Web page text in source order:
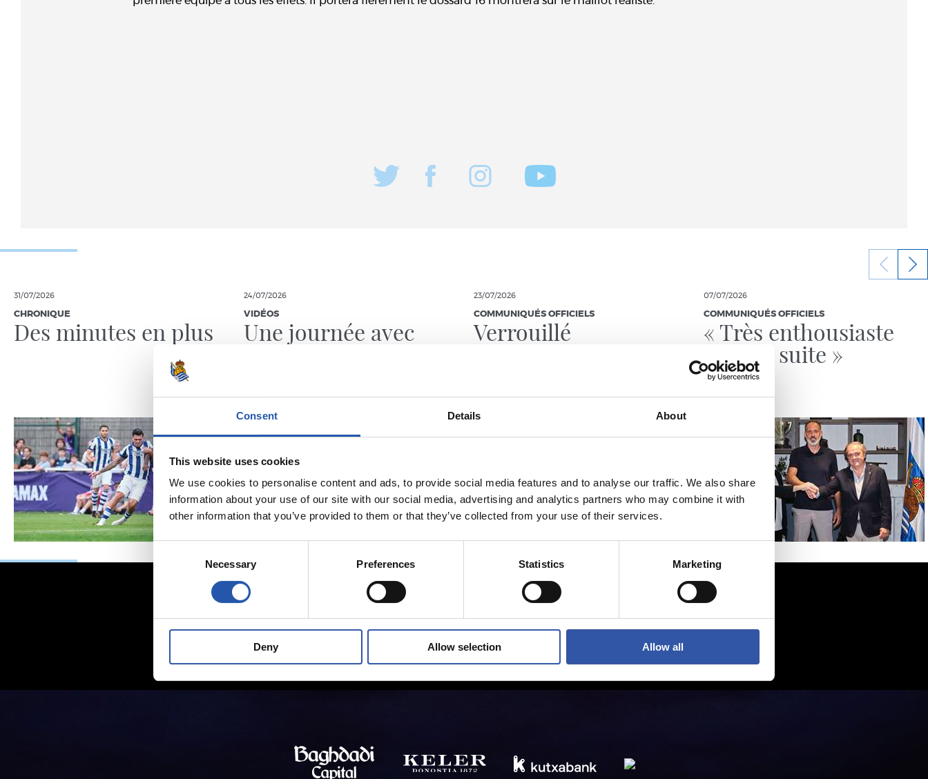
Consent Details About
This website uses cookies
We use cookies to personalise content and ads, to provide social media features and to analyse our traffic. We also share
information about your use of our site with our social media, advertising and analytics partners who may combine it with
other information that you’ve provided to them or that they’ve collected from your use of their services.
Selection
Necessary Preferences Statistics Marketing
Deny Allow selection Allow all
31/07/2026
CHRONIQUE
Des minutes en plus
24/07/2026
VIDÉOS
Une journée avec
Pellegrino Matarazzo
23/07/2026
COMMUNIQUÉS OFFICIELS
Verrouillé
07/07/2026
COMMUNIQUÉS OFFICIELS
« Très enthousiaste
pour la suite »